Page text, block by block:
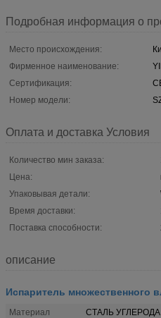
Подробная информация о
Место происхождения:
Фирменное наименование:
Сертификация:
Номер модели:
Оплата и доставка Условия
Количество мин заказа:
Цена:
Упаковывая детали:
Время доставки:
Поставка способности:
описание
Испаритель множественного
Материал
СТАЛЬ